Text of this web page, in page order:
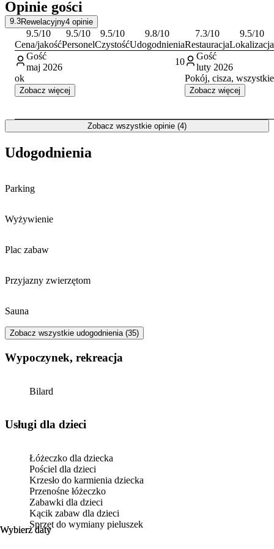
pobliski Dom Muzyki i Tańca, Teatr Nowy czy zabytkową Wieżę
Ciśnień.
Opinie gości
9.3Rewelacyjny4 opinie
9.5/10
Cena/jakość
9.5/10
Personel
9.5/10
Czystość
9.8/10
Udogodnienia
7.3/10
Restauracja
9.5/10
Lokalizacja
Gość
maj 2026
10
ok
Zobacz więcej
Gość
luty 2026
Pokój, cisza,
Zobacz więcej
Zobacz wszystkie opinie (4)
Wybierz daty
Wybierz daty
Udogodnienia
Parking
Wyżywienie
Plac zabaw
Przyjazny zwierzętom
Sauna
Zobacz wszystkie udogodnienia (35)
Wypoczynek, rekreacja
Bilard
usługi dla dzieci
Łóżeczko dla dziecka
Pościel dla dzieci
Krzesło do karmienia dziecka
Przenośne łóżeczko
Zabawki dla dzieci
Kącik zabaw dla dzieci
Sprzęt do wymiany pieluszek